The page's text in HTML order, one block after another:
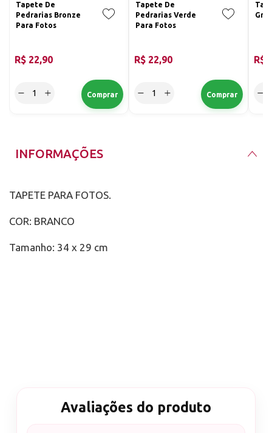
Tapete De
Pedrarias Bronze
Para Fotos
R$ 22,90
Tapete De
Pedrarias Verde
Para Fotos
R$ 22,90 R$
INFORMAÇÕES
TAPETE PARA FOTOS.
COR: BRANCO
Tamanho: 34 x 29 cm
Avaliações do produto